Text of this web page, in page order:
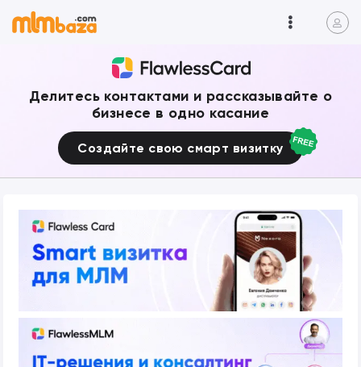
Делитесь контактами и рассказывайте о
бизнесе в одно касание
Создайте свою смарт визитку